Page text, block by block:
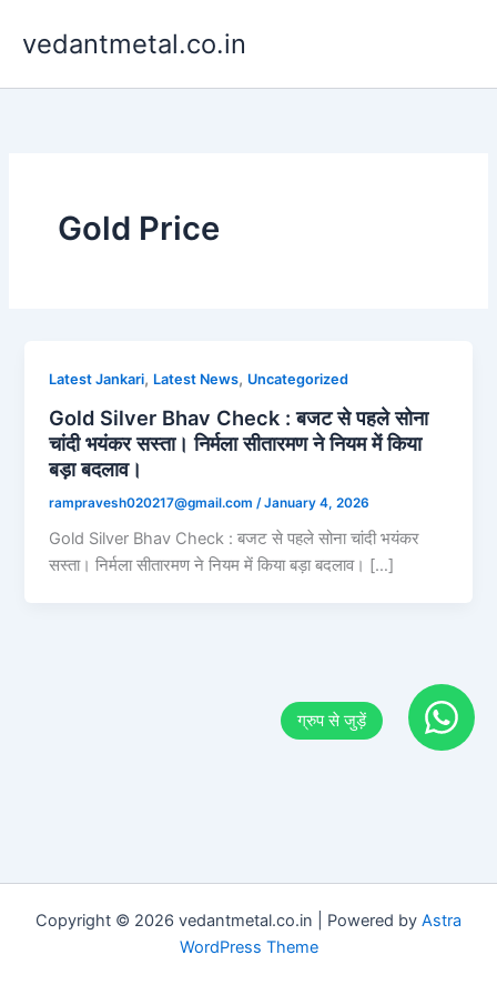
vedantmetal.co.in
Gold Price
Latest Jankari, Latest News, Uncategorized
Gold Silver Bhav Check : बजट से पहले सोना
चांदी भयंकर सस्ता। निर्मला सीतारमण ने नियम में किया
बड़ा बदलाव।
rampravesh020217@gmail.com /January 4, 2026
Gold Silver Bhav Check : बजट से पहले सोना चांदी भयंकर
सस्ता। निर्मला सीतारमण ने नियम में किया बड़ा बदलाव। […]
Copyright © 2026 vedantmetal.co.in | Powered by Astra
WordPress Theme